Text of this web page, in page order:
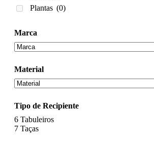
Plantas (0)
Marca
Material
Tipo de Recipiente
6 Tabuleiros
7 Taças